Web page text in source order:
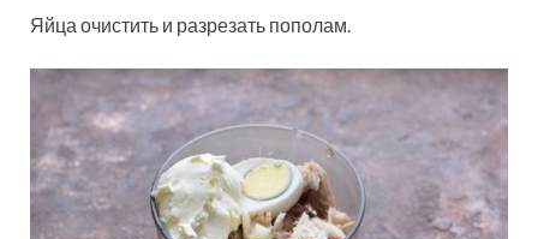
Яйца очистить и разрезать пополам.